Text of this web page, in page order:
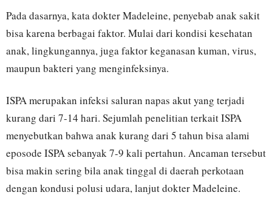
Pada dasarnya, kata dokter Madeleine, penyebab anak sakit
bisa karena berbagai faktor. Mulai dari kondisi kesehatan
anak, lingkungannya, juga faktor keganasan kuman, virus,
maupun bakteri yang menginfeksinya.
ISPA merupakan infeksi saluran napas akut yang terjadi
kurang dari 7-14 hari. Sejumlah penelitian terkait ISPA
menyebutkan bahwa anak kurang dari 5 tahun bisa alami
eposode ISPA sebanyak 7-9 kali pertahun. Ancaman tersebut
bisa makin sering bila anak tinggal di daerah perkotaan
dengan kondusi polusi udara, lanjut dokter Madeleine.